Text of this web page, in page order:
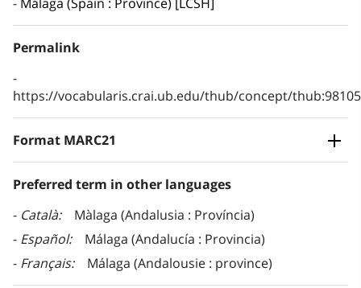
Permalink
https://vocabularis.crai.ub.edu/thub/concept/
Format MARC21
Preferred term in other languages
Català
Màlaga (Andalusia : Província)
Español
Málaga (Andalucía : Provincia)
Français
Málaga (Andalousie : province)